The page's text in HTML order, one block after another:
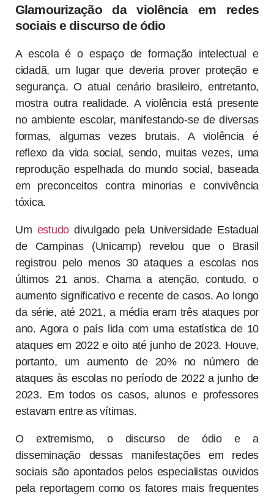
Glamourização da violência em redes
sociais e discurso de ódio
A escola é o espaço de formação intelectual e
cidadã, um lugar que deveria prover proteção e
segurança. O atual cenário brasileiro, entretanto,
mostra outra realidade. A violência está presente
no ambiente escolar, manifestando-se de diversas
formas, algumas vezes brutais. A violência é
reflexo da vida social, sendo, muitas vezes, uma
reprodução espelhada do mundo social, baseada
em preconceitos contra minorias e convivência
tóxica.
Um estudo divulgado pela Universidade Estadual
de Campinas (Unicamp) revelou que o Brasil
registrou pelo menos 30 ataques a escolas nos
últimos 21 anos. Chama a atenção, contudo, o
aumento significativo e recente de casos. Ao longo
da série, até 2021, a média eram três ataques por
ano. Agora o país lida com uma estatística de 10
ataques em 2022 e oito até junho de 2023. Houve,
portanto, um aumento de 20% no número de
ataques às escolas no período de 2022 a junho de
2023. Em todos os casos, alunos e professores
estavam entre as vítimas.
O extremismo, o discurso de ódio e a
disseminação dessas manifestações em redes
sociais são apontados pelos especialistas ouvidos
pela reportagem como os fatores mais frequentes